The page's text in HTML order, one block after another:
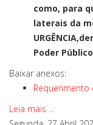
como, para
laterais da
Poder
Baixar anexos:
Requerimento
Leia mais ...